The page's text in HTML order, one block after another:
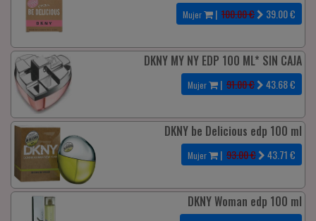
Mujer | 100.00 € 39.00€
DKNY MY NY EDP 100 ML* SIN CAJA
Mujer | 91.00 € 43.68€
DKNY be Delicious edp 100 ml
Mujer | 93.00 € 43.71€
DKNY Woman edp 100 ml